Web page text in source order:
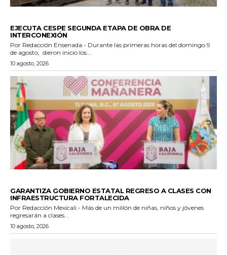
EJECUTA CESPE SEGUNDA ETAPA DE OBRA DE
INTERCONEXIÓN
Por Redacción Ensenada.- Durante las primeras horas del domingo 9
de agosto, dieron inicio los...
10 agosto, 2026
GARANTIZA GOBIERNO ESTATAL REGRESO A CLASES CON
INFRAESTRUCTURA FORTALECIDA
Por Redacción Mexicali.- Más de un millón de niñas, niños y jóvenes
regresarán a clases...
10 agosto, 2026